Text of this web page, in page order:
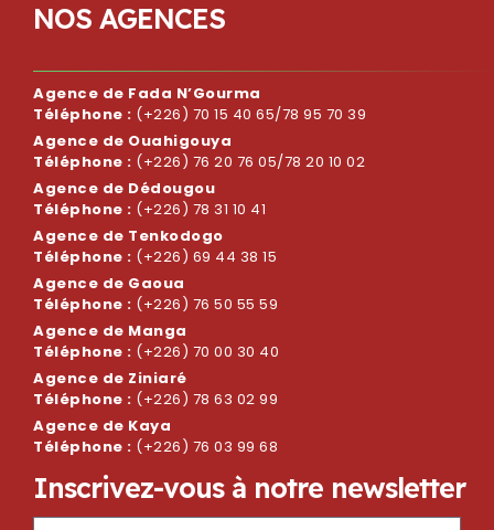
NOS AGENCES
Agence de Fada N’Gourma
Téléphone : (+226) 70 15 40 65/78 95 70 39
Agence de Ouahigouya
Téléphone : (+226) 76 20 76 05/78 20 10 02
Agence de Dédougou
Téléphone : (+226) 78 31 10 41
Agence de Tenkodogo
Téléphone : (+226) 69 44 38 15
Agence de Gaoua
Téléphone : (+226) 76 50 55 59
Agence de Manga
Téléphone : (+226) 70 00 30 40
Agence de Ziniaré
Téléphone : (+226) 78 63 02 99
Agence de Kaya
Téléphone : (+226) 76 03 99 68
Inscrivez-vous à notre newsletter